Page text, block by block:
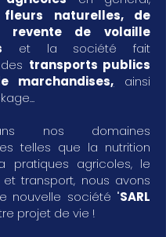
naturelles, de
revente de volaille
et la société fait
transports publics
marchandises, ainsi
nos domaines
telles que la nutrition
pratiques agricoles, le
transport, nous avons
nouvelle société "SARL
projet de vie !